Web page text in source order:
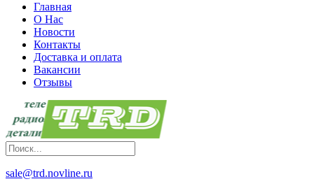
Главная
О Нас
Новости
Контакты
Доставка и оплата
Вакансии
Отзывы
sale@trd.novline.ru